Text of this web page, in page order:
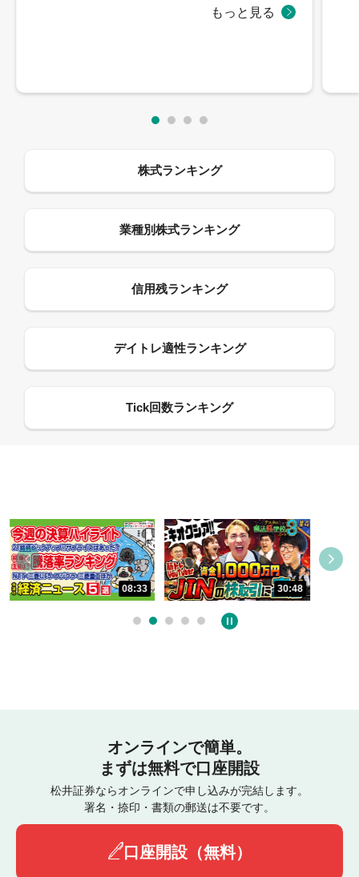
08:33 30:48
オンラインで簡単。
まずは無料で口座開設
松井証券ならオンラインで申し込みが完結します。
署名・捺印・書類の郵送は不要です。
口座開設（無料）